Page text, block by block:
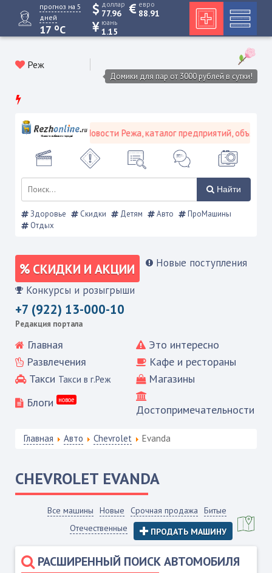
прогноз на 5
дней
17 oC
доллар
77.96
евро
88.91
юань
1.15
Реж
Домики для пар от 3000 рублей в сутки!
портал - Новости Режа, каталог предприятий,
Найти
Здоровье Скидки Детям Авто
ПроМашины
Отдых
СКИДКИ И АКЦИИ Новые поступления
Конкурсы и розыгрыши
+7 (922) 13-000-10
Редакция портала
Главная
Это интересно
Развлечения
Кафе и рестораны
Такси Такси в г.Реж
Магазины
Блоги
новое
Достопримечательности
Главная Авто Chevrolet Evanda
CHEVROLET EVANDA
Все машины Новые Срочная продажа
Битые
Отечественные
ПРОДАТЬ МАШИНУ
РАСШИРЕННЫЙ ПОИСК АВТОМОБИЛЯ